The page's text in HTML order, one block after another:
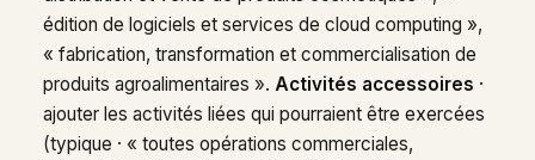
édition de logiciels et services de cloud computing »,
« fabrication, transformation et commercialisation de
produits agroalimentaires ». Activités accessoires ·
ajouter les activités liées qui pourraient être exercées
(typique · « toutes opérations commerciales,